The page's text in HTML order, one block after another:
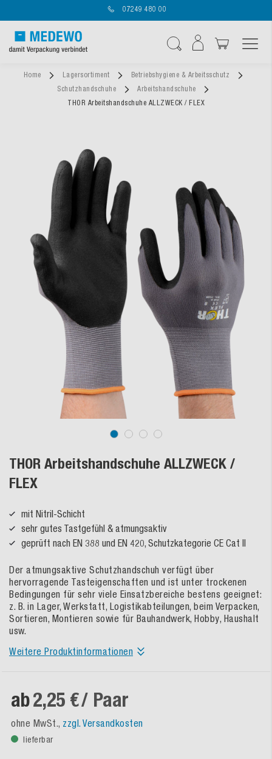
07249 480 00
Home Lagersortiment
Betriebshygiene & Arbeitsschutz
Schutzhandschuhe
Arbeitshandschuhe
THOR Arbeitshandschuhe ALLZWECK / FLEX
THOR Arbeitshandschuhe ALLZWECK /
FLEX
mit Nitril-Schicht
sehr gutes Tastgefühl & atmungsaktiv
geprüft nach EN 388 und EN 420, Schutzkategorie CE Cat II
Der atmungsaktive Schutzhandschuh verfügt über
hervorragende Tasteigenschaften und ist unter trockenen
Bedingungen für sehr viele Einsatzbereiche bestens geeignet:
z. B. in Lager, Werkstatt, Logistikabteilungen, beim Verpacken,
Sortieren, Montieren sowie für Bauhandwerk, Hobby, Haushalt
usw.
Weitere Produktinformationen
ab2,25 €/ Paar
ohne MwSt., zzgl. Versandkosten
lieferbar